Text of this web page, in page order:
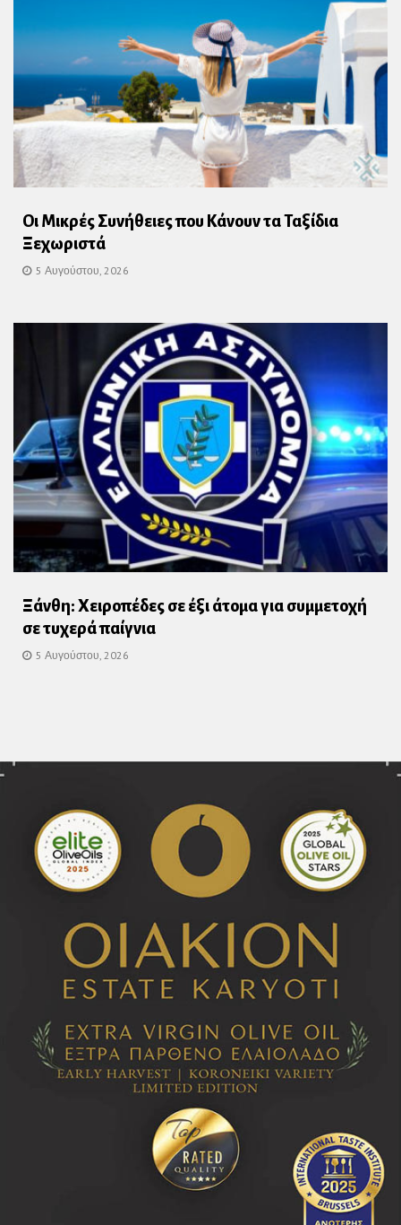
Οι Μικρές Συνήθειες που Κάνουν τα Ταξίδια
Ξεχωριστά
5 Αυγούστου, 2026
Ξάνθη: Χειροπέδες σε έξι άτομα για συμμετοχή
σε τυχερά παίγνια
5 Αυγούστου, 2026